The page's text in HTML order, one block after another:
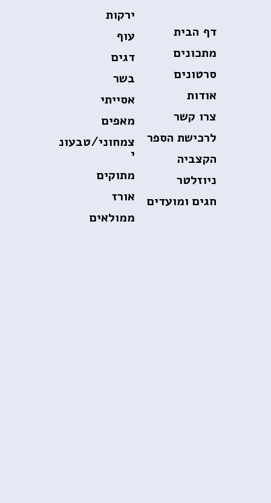
דף הבית
מתכונים
סרטונים
אודות
צרו קשר
לרכישת הספר
הקצביה
ניוזלטר
חגים ומועדים
ירקות
עוף
דגים
בשר
אסייתי
מאפים
צמחוני/טבעונ
י
מתוקים
אורז
ממולאים